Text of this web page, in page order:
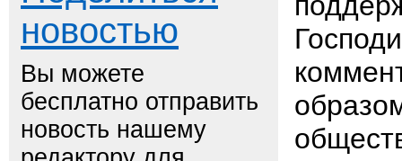
новостью
Вы можете
бесплатно отправить
новость нашему